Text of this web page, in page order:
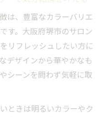
ぼジュエリー相場の
は、豊富なカラーバリエ
す。大阪府堺市のサロン
リフレッシュしたい方に
デザインから華やかなも
シーンを問わず気軽に取
ときは明るいカラーやク